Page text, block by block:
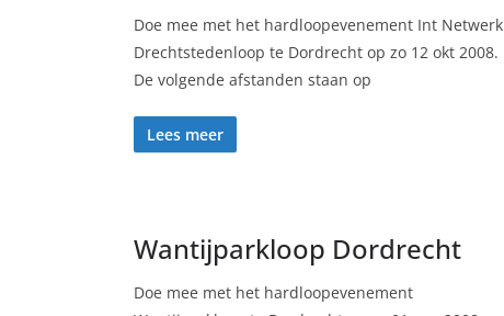
Doe mee met het hardloopevenement Int Netwerk
Drechtstedenloop te Dordrecht op zo 12 okt 2008.
De volgende afstanden staan op
Lees meer
Wantijparkloop Dordrecht
Doe mee met het hardloopevenement